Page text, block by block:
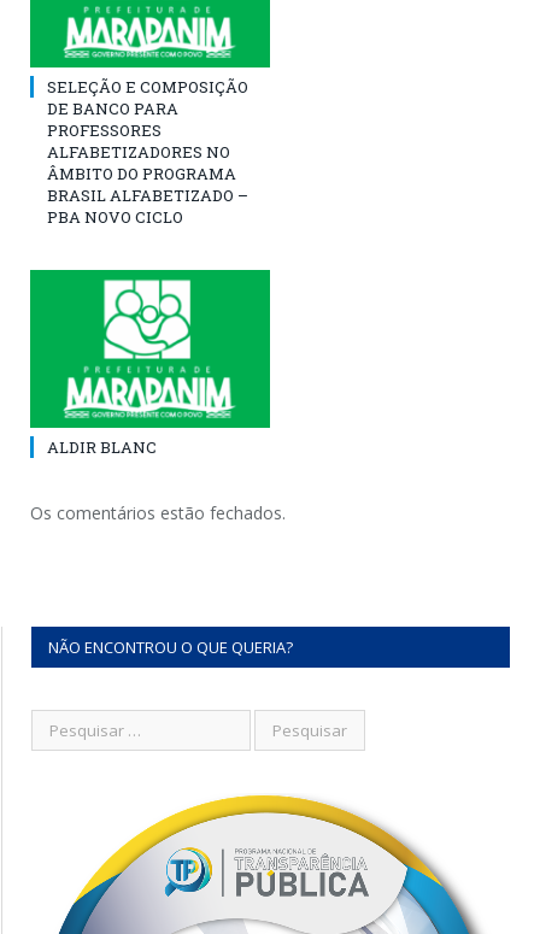
SELEÇÃO E COMPOSIÇÃO
DE BANCO PARA
PROFESSORES
ALFABETIZADORES NO
ÂMBITO DO PROGRAMA
BRASIL ALFABETIZADO –
PBA NOVO CICLO
ALDIR BLANC
Os comentários estão fechados.
NÃO ENCONTROU O QUE QUERIA?